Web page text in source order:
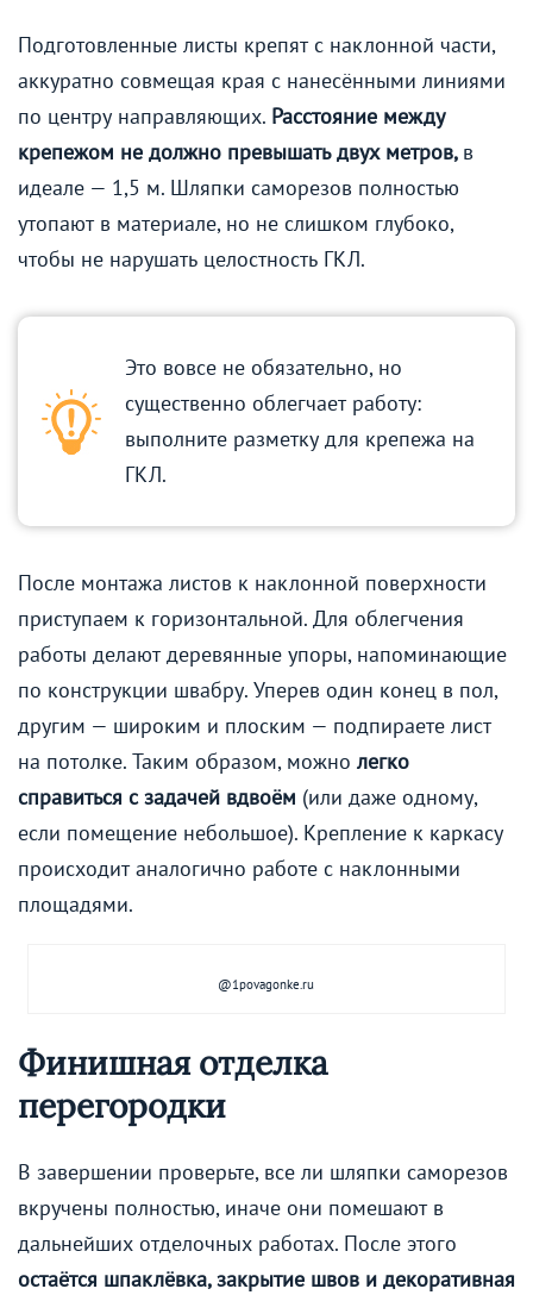
Подготовленные листы крепят с наклонной части,
аккуратно совмещая края с нанесёнными линиями
по центру направляющих. Расстояние между
крепежом не должно превышать двух метров, в
идеале — 1,5 м. Шляпки саморезов полностью
утопают в материале, но не слишком глубоко,
чтобы не нарушать целостность ГКЛ.
Это вовсе не обязательно, но
существенно облегчает работу:
выполните разметку для крепежа на
ГКЛ.
После монтажа листов к наклонной поверхности
приступаем к горизонтальной. Для облегчения
работы делают деревянные упоры, напоминающие
по конструкции швабру. Уперев один конец в пол,
другим — широким и плоским — подпираете лист
на потолке. Таким образом, можно легко
справиться с задачей вдвоём (или даже одному,
если помещение небольшое). Крепление к каркасу
происходит аналогично работе с наклонными
площадями.
@1povagonke.ru
Финишная отделка
перегородки
В завершении проверьте, все ли шляпки саморезов
вкручены полностью, иначе они помешают в
дальнейших отделочных работах. После этого
остаётся шпаклёвка, закрытие швов и декоративная